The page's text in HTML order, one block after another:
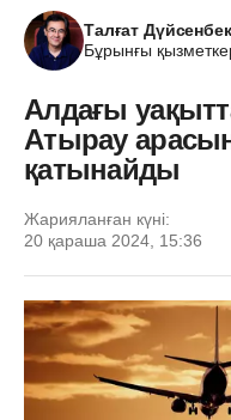
Талғат Дүйсенбек
Бұрынғы
Алдағы
Атырау
қатынайды
Жарияланған күні:
20 қараша 2024, 15:36